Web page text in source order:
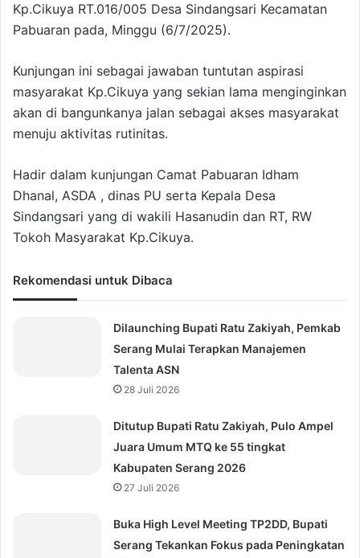
Kp.Cikuya RT.016/005 Desa Sindangsari Kecamatan
Pabuaran pada, Minggu (6/7/2025).
Kunjungan ini sebagai jawaban tuntutan aspirasi
masyarakat Kp.Cikuya yang sekian lama menginginkan
akan di bangunkanya jalan sebagai akses masyarakat
menuju aktivitas rutinitas.
Hadir dalam kunjungan Camat Pabuaran Idham
Dhanal, ASDA , dinas PU serta Kepala Desa
Sindangsari yang di wakili Hasanudin dan RT, RW
Tokoh Masyarakat Kp.Cikuya.
Rekomendasi untuk Dibaca
Dilaunching Bupati Ratu Zakiyah, Pemkab
Serang Mulai Terapkan Manajemen
Talenta ASN
28 Juli 2026
Ditutup Bupati Ratu Zakiyah, Pulo Ampel
Juara Umum MTQ ke 55 tingkat
Kabupaten Serang 2026
27 Juli 2026
Buka High Level Meeting TP2DD, Bupati
Serang Tekankan Fokus pada Peningkatan